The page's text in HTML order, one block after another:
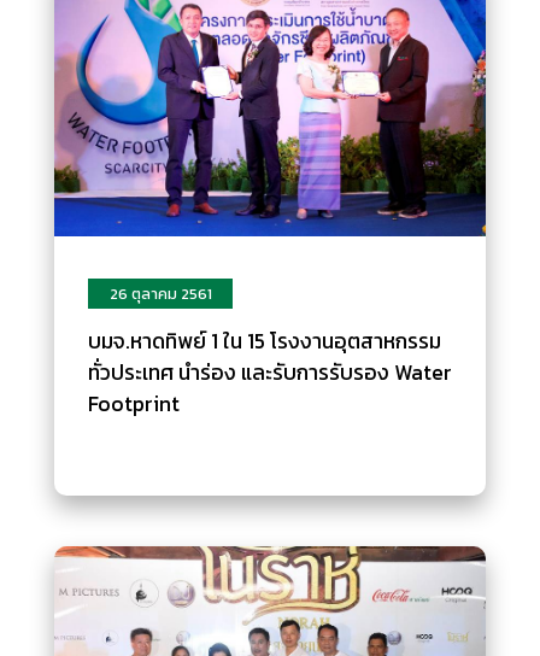
26 ตุลาคม 2561
บมจ.หาดทิพย์ 1 ใน 15 โรงงานอุตสาหกรรม
ทั่วประเทศ นำร่อง และรับการรับรอง Water
Footprint